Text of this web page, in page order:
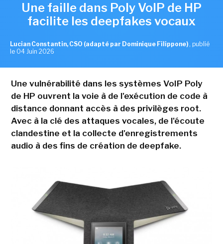
Une faille dans Poly VoIP de HP
facilite les deepfakes vocaux
Lucian Constantin, CSO (adapté par Dominique Filippone) , publié
le 04 Juin 2026
Une vulnérabilité dans les systèmes VoIP Poly
de HP ouvrent la voie à de l'exécution de code à
distance donnant accès à des privilèges root.
Avec à la clé des attaques vocales, de l'écoute
clandestine et la collecte d'enregistrements
audio à des fins de création de deepfake.